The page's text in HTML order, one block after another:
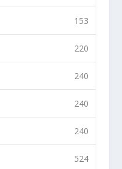
153
220
240
240
240
524